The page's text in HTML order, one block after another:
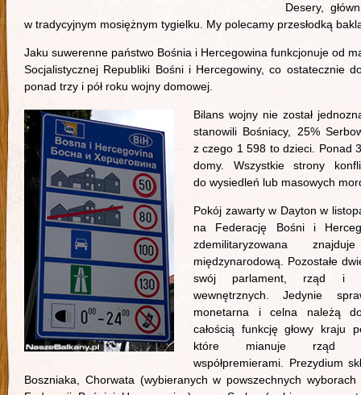
Desery,
w tradycyjnym mosiężnym tygielku. My polecamy przesłodką
Jaku suwerenne państwo Bośnia i Hercegowina funkcjonuje od
Socjalistycznej Republiki Bośni i Hercegowiny, co ostatecznie
ponad trzy i pół roku wojny domowej.
Bilans wojny nie został
stanowili Bośniacy, 25%
z czego 1 598 to dzieci. Ponad
domy. Wszystkie strony
do wysiedleń lub masowych
Pokój zawarty w Dayton w
na Federację Bośni i
zdemilitaryzowana
międzynarodową. Pozostałe
swój parlament, rząd i
wewnętrznych. Jedynie
monetarna i celna należą
całością funkcję głowy kraju
które mianuje rząd
współpremierami. Prezydium
Boszniaka, Chorwata (wybieranych w powszechnych